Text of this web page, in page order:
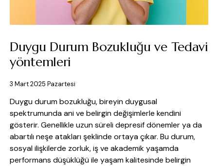
Duygu Durum Bozukluğu ve Tedavi
yöntemleri
3 Mart 2025 Pazartesi
Duygu durum bozukluğu, bireyin duygusal
spektrumunda ani ve belirgin değişimlerle kendini
gösterir. Genellikle uzun süreli depresif dönemler ya da
abartılı neşe atakları şeklinde ortaya çıkar. Bu durum,
sosyal ilişkilerde zorluk, iş ve akademik yaşamda
performans düşüklüğü ile yaşam kalitesinde belirgin